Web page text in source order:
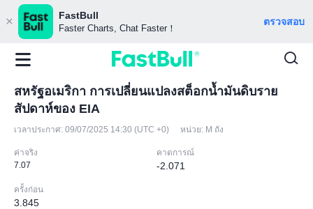
FastBull
Faster Charts, Chat Faster！
ตรวจสอบ
สหรัฐอเมริกา การเปลี่ยนแปลงสต็อกน้ำมันดิบราย
สัปดาห์ของ EIA
เวลาประกาศ: 09/07/2025 14:30 (UTC +0) หน่วย: M ถัง
ค่าจริง
7.07
คาดการณ์
-2.071
ครั้งก่อน
3.845